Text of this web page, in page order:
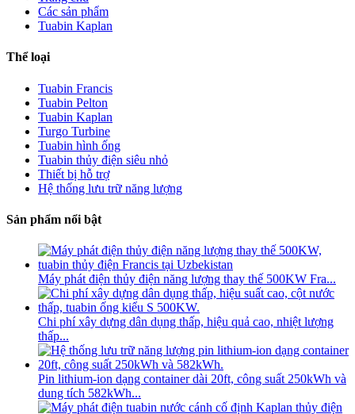
Các sản phẩm
Tuabin Kaplan
Thể loại
Tuabin Francis
Tuabin Pelton
Tuabin Kaplan
Turgo Turbine
Tuabin hình ống
Tuabin thủy điện siêu nhỏ
Thiết bị hỗ trợ
Hệ thống lưu trữ năng lượng
Sản phẩm nổi bật
Máy phát điện thủy điện năng lượng thay thế 500KW Fra...
Chi phí xây dựng dân dụng thấp, hiệu quả cao, nhiệt lượng
thấp...
Pin lithium-ion dạng container dài 20ft, công suất 250kWh và
dung tích 582kWh...